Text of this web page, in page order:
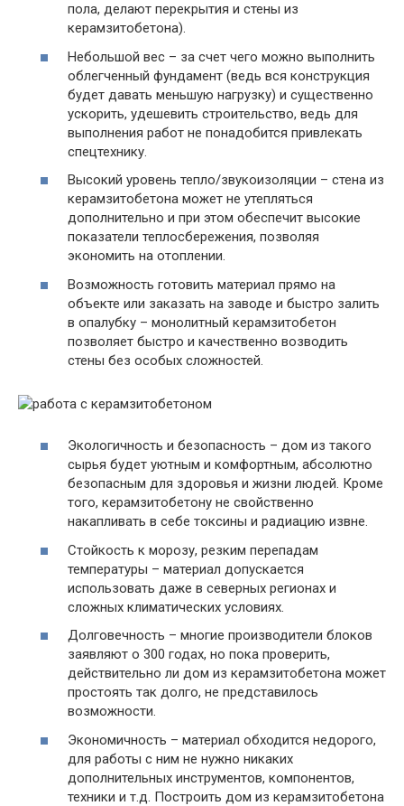
пола, делают перекрытия и стены из
керамзитобетона).
Небольшой вес – за счет чего можно выполнить
облегченный фундамент (ведь вся конструкция
будет давать меньшую нагрузку) и существенно
ускорить, удешевить строительство, ведь для
выполнения работ не понадобится привлекать
спецтехнику.
Высокий уровень тепло/звукоизоляции – стена из
керамзитобетона может не утепляться
дополнительно и при этом обеспечит высокие
показатели теплосбережения, позволяя
экономить на отоплении.
Возможность готовить материал прямо на
объекте или заказать на заводе и быстро залить
в опалубку – монолитный керамзитобетон
позволяет быстро и качественно возводить
стены без особых сложностей.
Экологичность и безопасность – дом из такого
сырья будет уютным и комфортным, абсолютно
безопасным для здоровья и жизни людей. Кроме
того, керамзитобетону не свойственно
накапливать в себе токсины и радиацию извне.
Стойкость к морозу, резким перепадам
температуры – материал допускается
использовать даже в северных регионах и
сложных климатических условиях.
Долговечность – многие производители блоков
заявляют о 300 годах, но пока проверить,
действительно ли дом из керамзитобетона может
простоять так долго, не представилось
возможности.
Экономичность – материал обходится недорого,
для работы с ним не нужно никаких
дополнительных инструментов, компонентов,
техники и т.д. Построить дом из керамзитобетона